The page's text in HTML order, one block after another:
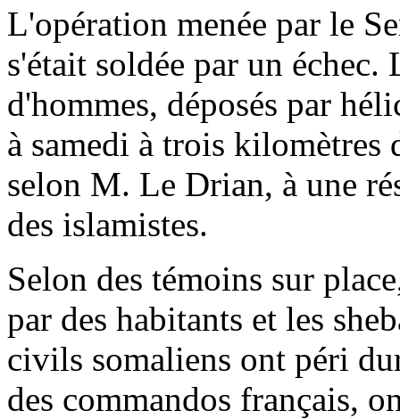
L'opération menée par le
s'était soldée par un
d'hommes, déposés par
à samedi à trois
selon M. Le Drian, à une
des islamistes.
Selon des témoins sur
par des habitants et les
civils somaliens ont péri
des commandos français,